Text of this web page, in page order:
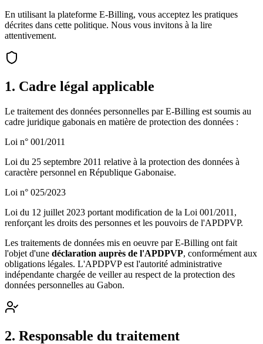
En utilisant la plateforme E-Billing, vous acceptez les pratiques
décrites dans cette politique. Nous vous invitons à la lire
attentivement.
1. Cadre légal applicable
Le traitement des données personnelles par E-Billing est soumis au
cadre juridique gabonais en matière de protection des données :
Loi n° 001/2011
Loi du 25 septembre 2011 relative à la protection des données à
caractère personnel en République Gabonaise.
Loi n° 025/2023
Loi du 12 juillet 2023 portant modification de la Loi 001/2011,
renforçant les droits des personnes et les pouvoirs de l'APDPVP.
Les traitements de données mis en oeuvre par E-Billing ont fait
l'objet d'une déclaration auprès de l'APDPVP, conformément aux
obligations légales. L'APDPVP est l'autorité administrative
indépendante chargée de veiller au respect de la protection des
données personnelles au Gabon.
2. Responsable du traitement